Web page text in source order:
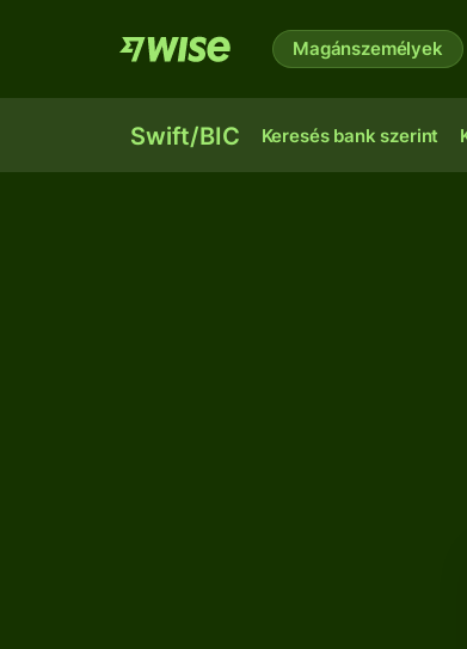
Magánszemélyek
Swift/BIC Keresés bank szerint